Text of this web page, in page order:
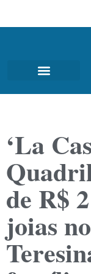
‘La
de R$
joias